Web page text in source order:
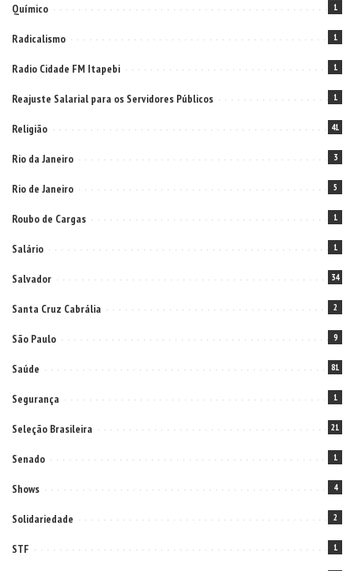
Químico 1
Radicalismo 1
Radio Cidade FM Itapebi 1
Reajuste Salarial para os Servidores Públicos 1
Religião 41
Rio da Janeiro 3
Rio de Janeiro 5
Roubo de Cargas 1
Salário 1
Salvador 34
Santa Cruz Cabrália 2
São Paulo 9
Saúde 81
Segurança 1
Seleção Brasileira 21
Senado 1
Shows 4
Solidariedade 2
STF 1